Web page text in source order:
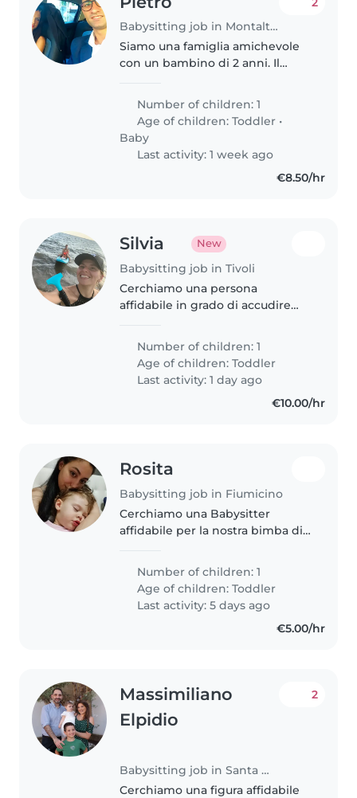
Babysitting job in Montalto Uffugo
Siamo una famiglia amichevole
con un bambino di 2 anni. Il
adora giocare. Siamo una coppia
di lavoratori e Stiamo cercando
un babysitter, un educatore..
Number of children: 1
Age of children:Toddler •
Baby
Last activity: 1 week ago
€8.50/hr
Silvia New
Babysitting job in Tivoli
Cerchiamo una persona
affidabile in grado di accudire
e pieno/a di energia. Il candidato
deve essere a suo agio con la
cucina e le faccende
domestiche...
Number of children: 1
Age of children:Toddler
Last activity: 1 day ago
€10.00/hr
Rosita
Babysitting job in Fiumicino
Cerchiamo una Babysitter
affidabile per la nostra bimba di
malattia della bambina, Isabel è
curiosa, energica selettiva nel
cibo, testarda e molto furba...
Number of children: 1
Age of children:Toddler
Last activity: 5 days ago
€5.00/hr
Massimiliano
Elpidio
Babysitting job in Santa Maria Capua Vetere
2
Cerchiamo una figura affidabile